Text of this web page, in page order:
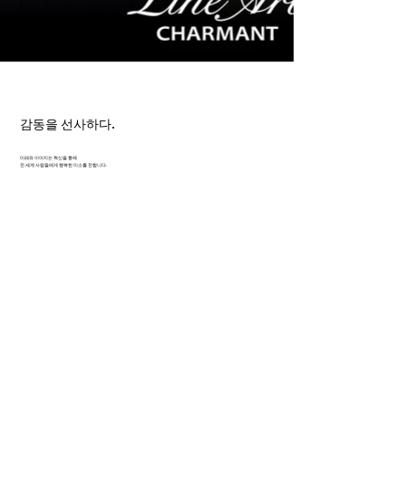
감동을 선사하다.
미래와 이어지는 혁신을 통해
전 세계 사람들에게 행복한 미소를 전합니다.